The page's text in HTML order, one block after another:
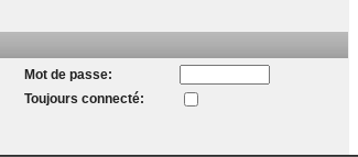
Mot de passe:
Toujours connecté: